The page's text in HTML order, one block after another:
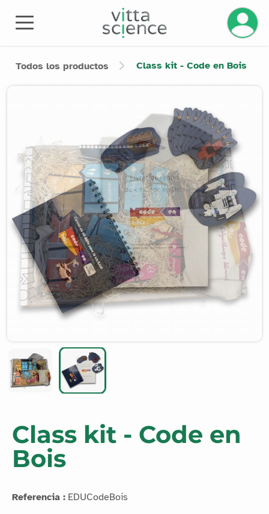
Todos los productos Class kit - Code en Bois
Class kit - Code en
Bois
Referencia : EDUCodeBois